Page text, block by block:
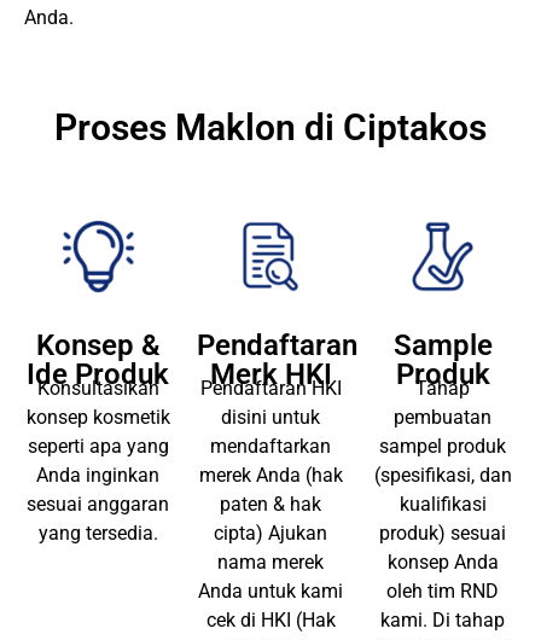
pengiriman ke warehouse
Konsep &
Ide Produk
Konsultasikan
konsep kosmetik
seperti apa yang
Anda inginkan
sesuai anggaran
Pendaftaran
Merk HKI
Pendaftaran HKI
disini untuk
mendaftarkan
merek Anda (hak
paten & hak
cipta) Ajukan
nama merek
Anda untuk kami
Sample
Produk
Tahap
pembuatan
sampel produk
(spesifikasi, dan
kualifikasi
produk) sesuai
konsep Anda
oleh tim RND